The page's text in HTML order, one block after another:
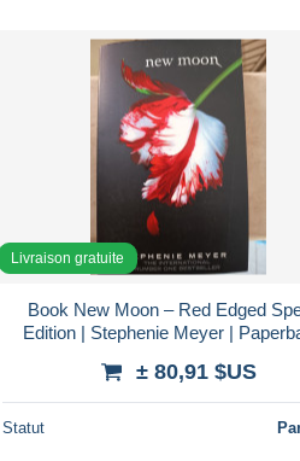
Livraison gratuite
Book New Moon – Red Edged
Edition | Stephenie Meyer |
± 80,91 $US
Statut